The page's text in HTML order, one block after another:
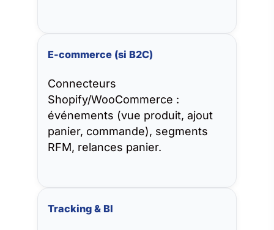
E-commerce (si B2C)
Connecteurs
Shopify/WooCommerce :
événements (vue produit, ajout
panier, commande), segments
RFM, relances panier.
Tracking & BI